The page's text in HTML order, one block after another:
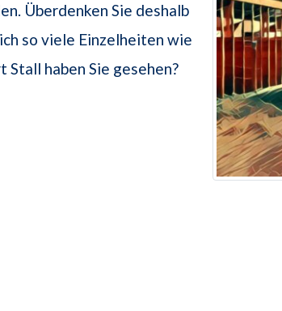
Überdenken Sie deshalb
so viele Einzelheiten wie
Stall haben Sie gesehen?